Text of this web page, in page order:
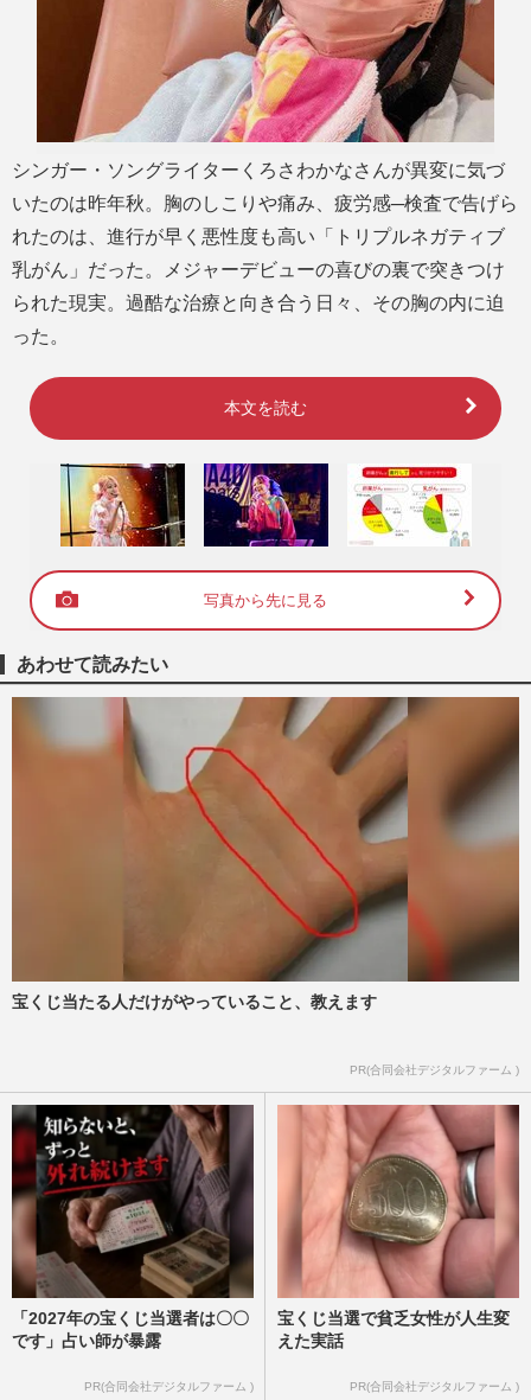
シンガー・ソングライターくろさわかなさんが異変に気づ
いたのは昨年秋。胸のしこりや痛み、疲労感─検査で告げら
れたのは、進行が早く悪性度も高い「トリプルネガティブ
乳がん」だった。メジャーデビューの喜びの裏で突きつけ
られた現実。過酷な治療と向き合う日々、その胸の内に迫
った。
本文を読む
写真から先に見る
あわせて読みたい
宝くじ当たる人だけがやっていること、教えます
PR(合同会社デジタルファーム )
「2027年の宝くじ当選者は〇〇
です」占い師が暴露
PR(合同会社デジタルファーム )
宝くじ当選で貧乏女性が人生変
えた実話
PR(合同会社デジタルファーム )